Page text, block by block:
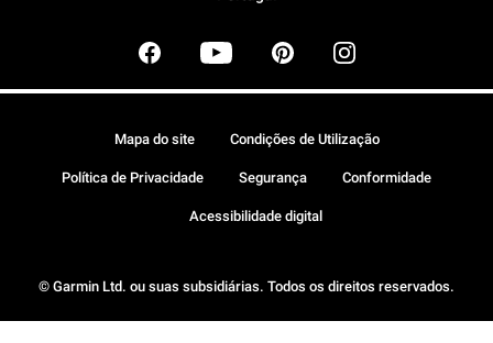
© Garmin Ltd. ou suas subsidiárias. Todos os direitos reservados.
Mapa do site Condições de Utilização
Política de Privacidade Segurança Conformidade
Acessibilidade digital